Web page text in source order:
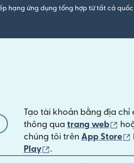
hạng ứng dụng tổng hợp từ tất cả
Tạo tài khoản bằng địa chỉ
thông qua trang web
chúng tôi trên App Store
Play
.